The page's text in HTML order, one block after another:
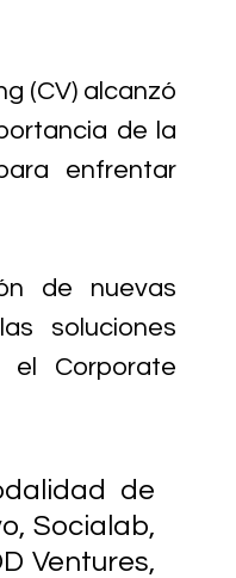
(CV) alcanzó
de la
enfrentar
de nuevas
soluciones
el Corporate
de
Socialab,
Ventures,